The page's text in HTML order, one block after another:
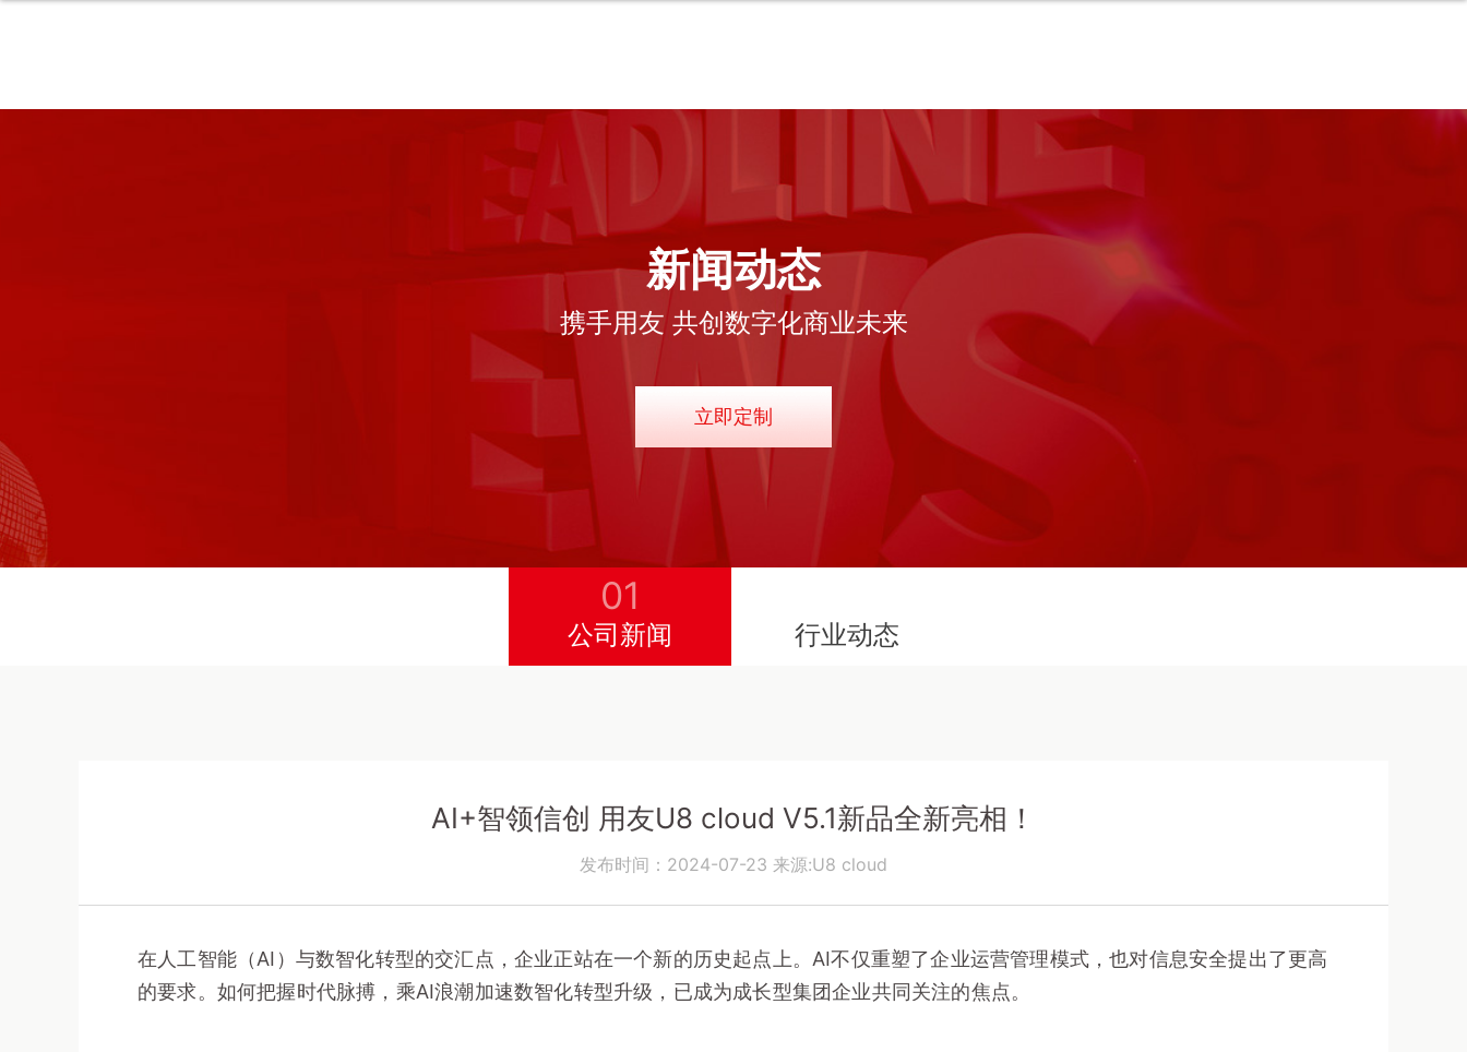
新闻动态
携手用友 共创数字化商业未来
立即定制
01
公司新闻 行业动态
AI+智领信创 用友U8 cloud V5.1新品全新亮相！
发布时间：2024-07-23 来源:U8 cloud
在人工智能（AI）与数智化转型的交汇点，企业正站在一个新的历史起点上。AI不仅重塑了企业运营管理模式，也对信息安全提出了更高
的要求。如何把握时代脉搏，乘AI浪潮加速数智化转型升级，已成为成长型集团企业共同关注的焦点。